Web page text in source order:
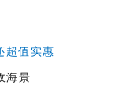
超值实惠
海景